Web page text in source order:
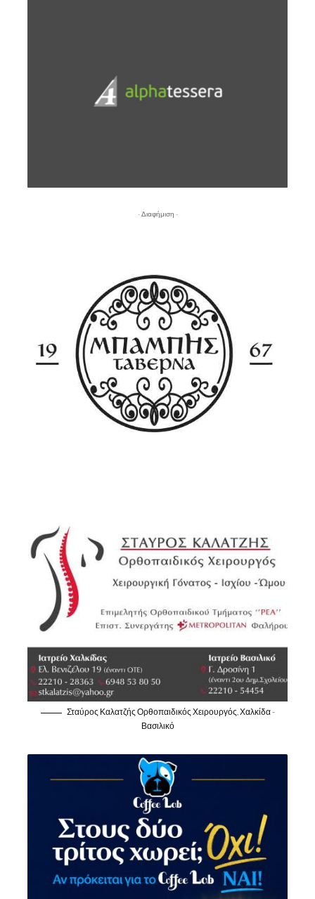
- Διαφήμιση -
Σταύρος Καλατζής Ορθοπαιδικός Χειρουργός, Χαλκίδα -
Βασιλικό